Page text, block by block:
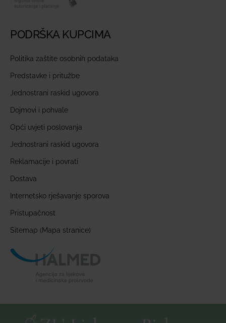
PODRŠKA KUPCIMA
Politika zaštite osobnih podataka
Predstavke i pritužbe
Jednostrani raskid ugovora
Dojmovi i pohvale
Opći uvjeti poslovanja
Jednostrani raskid ugovora
Reklamacije i povrati
Dostava
Internetsko rješavanje sporova
Pristupačnost
Sitemap (Mapa stranice)